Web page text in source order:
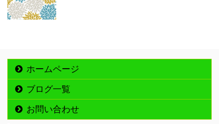
ホームページ
ブログ一覧
お問い合わせ